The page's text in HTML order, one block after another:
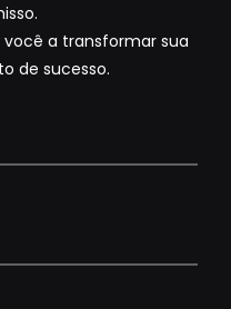
a transformar sua
de sucesso.